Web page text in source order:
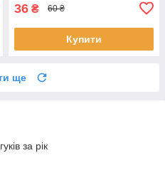
36 ₴ 60 ₴
Купити
ще
за рік